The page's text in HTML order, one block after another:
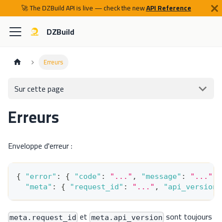
🚀 The DZBuild API is live — check the newAPI Reference
DZBuild
Erreurs
Sur cette page
Erreurs
Enveloppe d'erreur :
{ "error" : { "code" : "..." , "message" : "..."
"meta" : { "request_id" : "..." , "api_version"
meta.request_id et meta.api_version sont toujours